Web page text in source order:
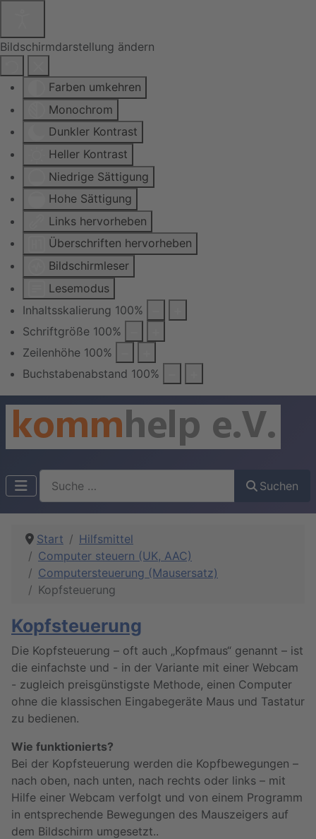
Bildschirmdarstellung ändern
Farben umkehren
Monochrom
Dunkler Kontrast
Heller Kontrast
Niedrige Sättigung
Hohe Sättigung
Links hervorheben
Überschriften hervorheben
Bildschirmleser
Lesemodus
Inhaltsskalierung 100%
Schriftgröße 100%
Zeilenhöhe 100%
Buchstabenabstand 100%
Suchen
Start
Hilfsmittel
Computer steuern (UK, AAC)
Computersteuerung (Mausersatz)
Kopfsteuerung
Kopfsteuerung
Die Kopfsteuerung – oft auch „Kopfmaus“ genannt – ist
die einfachste und - in der Variante mit einer Webcam
- zugleich preisgünstigste Methode, einen Computer
ohne die klassischen Eingabegeräte Maus und Tastatur
zu bedienen.
Wie funktionierts?
Bei der Kopfsteuerung werden die Kopfbewegungen –
nach oben, nach unten, nach rechts oder links – mit
Hilfe einer Webcam verfolgt und von einem Programm
in entsprechende Bewegungen des Mauszeigers auf
dem Bildschirm umgesetzt..